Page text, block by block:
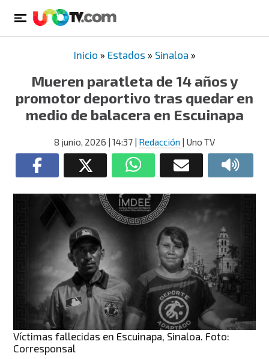
Inicio » Estados » Sinaloa »
Mueren paratleta de 14 años y
promotor deportivo tras quedar en
medio de balacera en Escuinapa
8 junio, 2026 | 14:37 | Redacción | Uno TV
Víctimas fallecidas en Escuinapa, Sinaloa. Foto:
Corresponsal